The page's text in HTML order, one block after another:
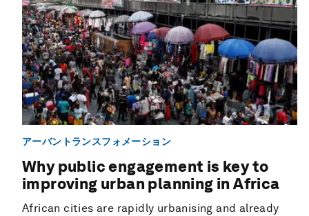
アーバントランスフォメーション
Why public engagement is key to
improving urban planning in Africa
African cities are rapidly urbanising and already